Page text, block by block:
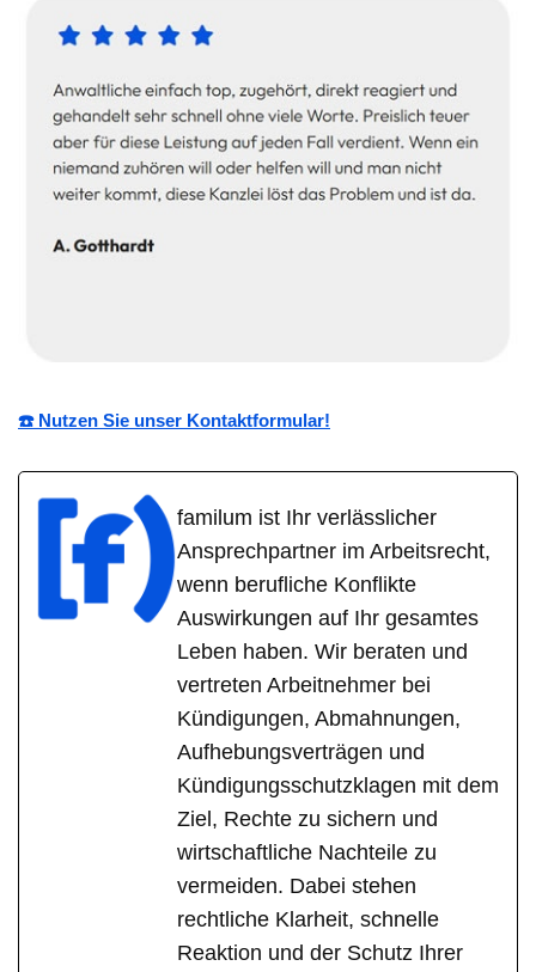
☎️ Nutzen Sie unser Kontaktformular!
familum ist Ihr verlässlicher
Ansprechpartner im Arbeitsrecht,
wenn berufliche Konflikte
Auswirkungen auf Ihr gesamtes
Leben haben. Wir beraten und
vertreten Arbeitnehmer bei
Kündigungen, Abmahnungen,
Aufhebungsverträgen und
Kündigungsschutzklagen mit dem
Ziel, Rechte zu sichern und
wirtschaftliche Nachteile zu
vermeiden. Dabei stehen
rechtliche Klarheit, schnelle
Reaktion und der Schutz Ihrer